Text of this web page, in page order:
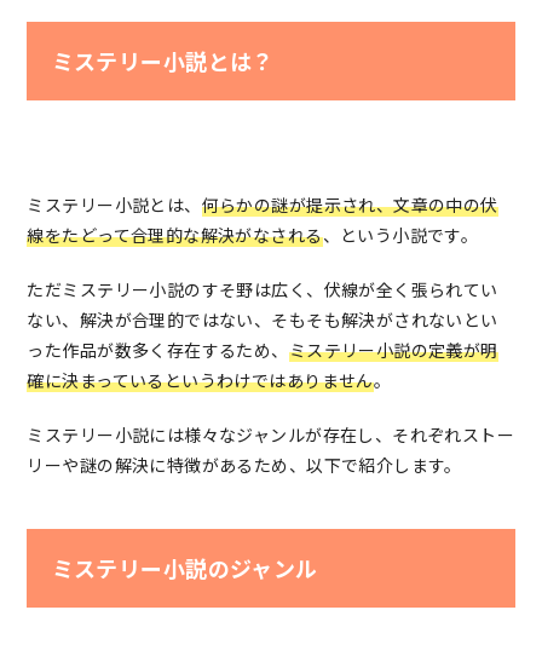
ミステリー小説とは？
ミステリー小説とは、 何らかの謎が提示され、文章の中の伏
線をたどって合理的な解決がなされる、という小説です。
ただミステリー小説のすそ野は広く、伏線が全く張られてい
ない、解決が合理的ではない、そもそも解決がされないとい
った作品が数多く存在するため、 ミステリー小説の定義が明
確に決まっているというわけではありません。
ミステリー小説には様々なジャンルが存在し、それぞれストー
リーや謎の解決に特徴があるため、以下で紹介します。
ミステリー小説のジャンル